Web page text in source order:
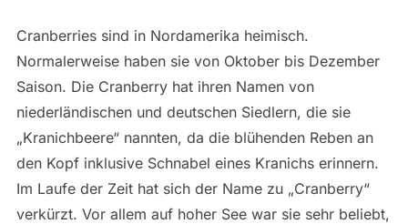
Cranberries sind in Nordamerika heimisch.
Normalerweise haben sie von Oktober bis Dezember
Saison. Die Cranberry hat ihren Namen von
niederländischen und deutschen Siedlern, die sie
„Kranichbeere“ nannten, da die blühenden Reben an
den Kopf inklusive Schnabel eines Kranichs erinnern.
Im Laufe der Zeit hat sich der Name zu „Cranberry“
verkürzt. Vor allem auf hoher See war sie sehr beliebt,